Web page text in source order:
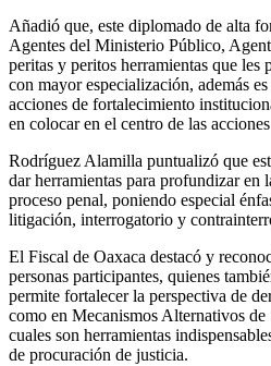
Añadió que, este diplomado de alta
Agentes del Ministerio Público,
peritas y peritos herramientas que les
con mayor especialización, además
acciones de fortalecimiento
en colocar en el centro de las
Rodríguez Alamilla puntualizó que
dar herramientas para profundizar en
proceso penal, poniendo especial
litigación, interrogatorio y
El Fiscal de Oaxaca destacó y
personas participantes, quienes
permite fortalecer la perspectiva de
como en Mecanismos Alternativos
cuales son herramientas
de procuración de justicia.